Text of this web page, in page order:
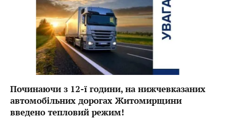
Починаючи з 12-ї години, на нижчевказаних
автомобільних дорогах Житомирщини
введено тепловий режим!